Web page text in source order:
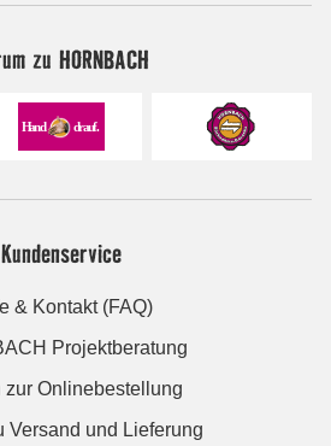
zu HORNBACH
Kundenservice
& Kontakt (FAQ)
Projektberatung
zur Onlinebestellung
Versand und Lieferung